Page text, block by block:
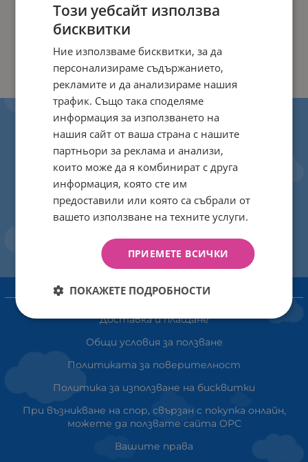
ИНФОРМАЦИЯ
Доставка и плащане
Общи условия за ползване
Политиката за поверителност
Политика за използване на бисквитки
При възникване на спор, свързан с покупка онлайн,
можете да ползвате сайта ОРС
Вашите права
Този уебсайт използва
бисквитки
Ние използваме бисквитки, за да
персонализираме съдържанието,
рекламите и да анализираме нашия
трафик. Също така споделяме
информация за използването на
нашия сайт от ваша страна с нашите
партньори за реклама и анализи,
които може да я комбинират с друга
информация, която сте им
предоставили или която са събрали от
вашето използване на техните услуги.
ПРИЕМЕТЕ ВСИЧКИ
ПОКАЖЕТЕ ПОДРОБНОСТИ